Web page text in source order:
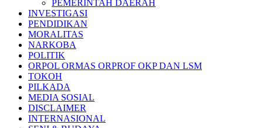
PEMERINTAH DAERAH
INVESTIGASI
PENDIDIKAN
MORALITAS
NARKOBA
POLITIK
ORPOL ORMAS ORPROF OKP DAN LSM
TOKOH
PILKADA
MEDIA SOSIAL
DISCLAIMER
INTERNASIONAL